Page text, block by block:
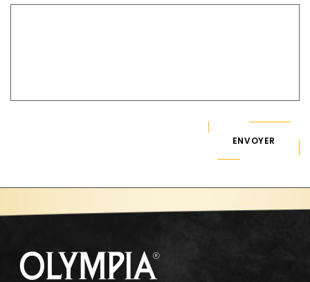
ENVOYER